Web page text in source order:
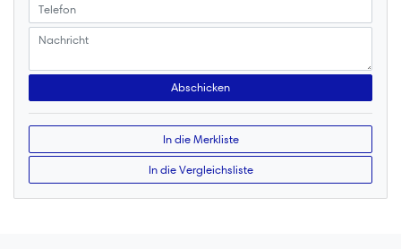
In die Merkliste
In die Vergleichsliste